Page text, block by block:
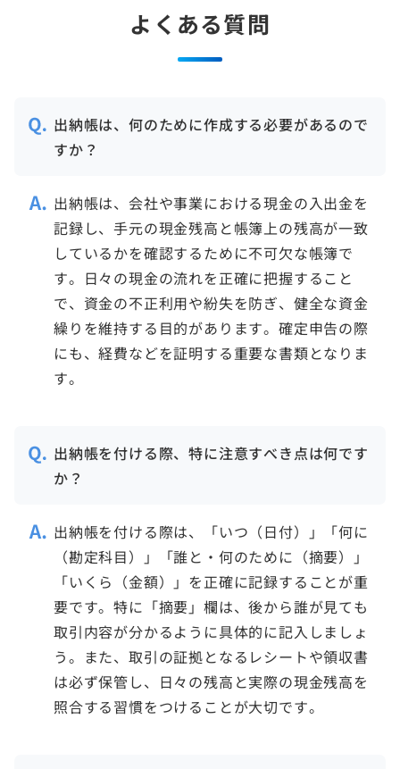
よくある質問
出納帳は、何のために作成する必要があるので
すか？
出納帳は、会社や事業における現金の入出金を
記録し、手元の現金残高と帳簿上の残高が一致
しているかを確認するために不可欠な帳簿で
す。日々の現金の流れを正確に把握すること
で、資金の不正利用や紛失を防ぎ、健全な資金
繰りを維持する目的があります。確定申告の際
にも、経費などを証明する重要な書類となりま
す。
出納帳を付ける際、特に注意すべき点は何です
か？
出納帳を付ける際は、「いつ（日付）」「何に
（勘定科目）」「誰と・何のために（摘要）」
「いくら（金額）」を正確に記録することが重
要です。特に「摘要」欄は、後から誰が見ても
取引内容が分かるように具体的に記入しましょ
う。また、取引の証拠となるレシートや領収書
は必ず保管し、日々の残高と実際の現金残高を
照合する習慣をつけることが大切です。